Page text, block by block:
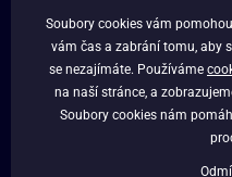
O NÁS
VĚRNOSTNÍ PROGRAM
Soubory cookies vám
vám čas a zabrání tomu, aby
se nezajímáte. Používáme
na naší stránce, a
Soubory cookies nám